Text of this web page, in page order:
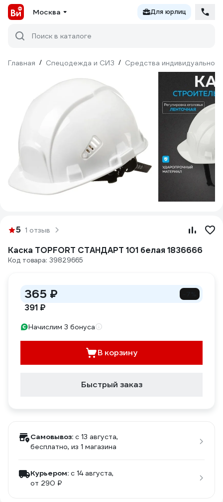
Москва Для юрлиц
Поиск в каталоге
Главная / Спецодежда и СИЗ / Средства индивидуальной
5 1 отзыв
Каска TOPFORT СТАНДАРТ 101 белая 1836666
Код товара: 39829665
365 ₽
391 ₽
Начислим 3 бонуса
В корзину
Быстрый заказ
Самовывоз: c 13 августа,
бесплатно, из 1 магазина
Курьером: c 14 августа,
от 290 ₽